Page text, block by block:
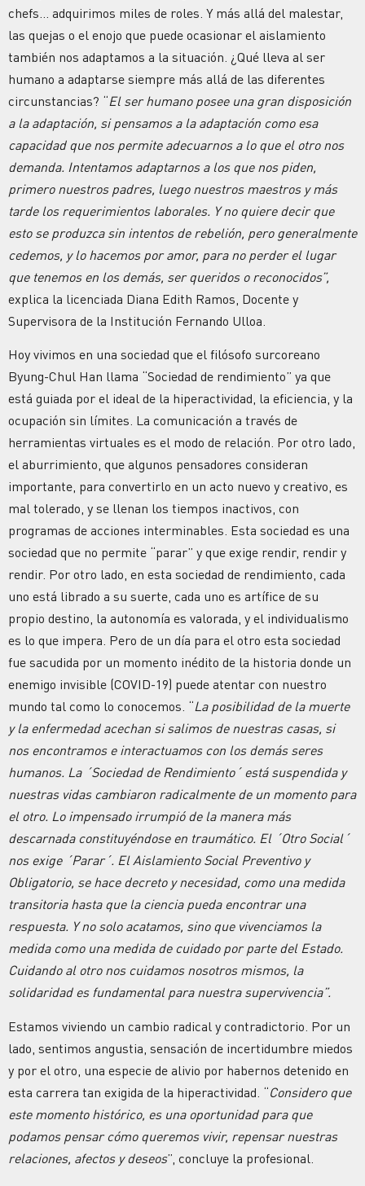
chefs… adquirimos miles de roles. Y más allá del malestar,
las quejas o el enojo que puede ocasionar el aislamiento
también nos adaptamos a la situación. ¿Qué lleva al ser
humano a adaptarse siempre más allá de las diferentes
circunstancias? “El ser humano posee una gran disposición
a la adaptación, si pensamos a la adaptación como esa
capacidad que nos permite adecuarnos a lo que el otro nos
demanda. Intentamos adaptarnos a los que nos piden,
primero nuestros padres, luego nuestros maestros y más
tarde los requerimientos laborales. Y no quiere decir que
esto se produzca sin intentos de rebelión, pero generalmente
cedemos, y lo hacemos por amor, para no perder el lugar
que tenemos en los demás, ser queridos o reconocidos”,
explica la licenciada Diana Edith Ramos, Docente y
Supervisora de la Institución Fernando Ulloa.
Hoy vivimos en una sociedad que el filósofo surcoreano
Byung-Chul Han llama “Sociedad de rendimiento” ya que
está guiada por el ideal de la hiperactividad, la eficiencia, y la
ocupación sin límites. La comunicación a través de
herramientas virtuales es el modo de relación. Por otro lado,
el aburrimiento, que algunos pensadores consideran
importante, para convertirlo en un acto nuevo y creativo, es
mal tolerado, y se llenan los tiempos inactivos, con
programas de acciones interminables. Esta sociedad es una
sociedad que no permite “parar” y que exige rendir, rendir y
rendir. Por otro lado, en esta sociedad de rendimiento, cada
uno está librado a su suerte, cada uno es artífice de su
propio destino, la autonomía es valorada, y el individualismo
es lo que impera. Pero de un día para el otro esta sociedad
fue sacudida por un momento inédito de la historia donde un
enemigo invisible (COVID-19) puede atentar con nuestro
mundo tal como lo conocemos. “La posibilidad de la muerte
y la enfermedad acechan si salimos de nuestras casas, si
nos encontramos e interactuamos con los demás seres
humanos. La ´Sociedad de Rendimiento´ está suspendida y
nuestras vidas cambiaron radicalmente de un momento para
el otro. Lo impensado irrumpió de la manera más
descarnada constituyéndose en traumático. El ´Otro Social´
nos exige ´Parar´. El Aislamiento Social Preventivo y
Obligatorio, se hace decreto y necesidad, como una medida
transitoria hasta que la ciencia pueda encontrar una
respuesta. Y no solo acatamos, sino que vivenciamos la
medida como una medida de cuidado por parte del Estado.
Cuidando al otro nos cuidamos nosotros mismos, la
solidaridad es fundamental para nuestra supervivencia”.
Estamos viviendo un cambio radical y contradictorio. Por un
lado, sentimos angustia, sensación de incertidumbre miedos
y por el otro, una especie de alivio por habernos detenido en
esta carrera tan exigida de la hiperactividad. “Considero que
este momento histórico, es una oportunidad para que
podamos pensar cómo queremos vivir, repensar nuestras
relaciones, afectos y deseos”, concluye la profesional.